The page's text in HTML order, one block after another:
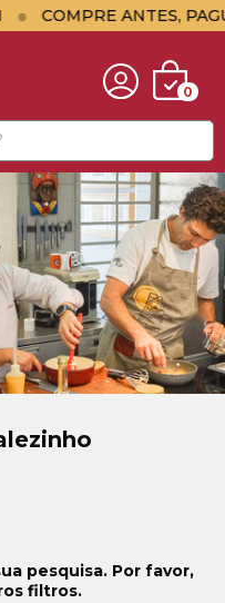
COMPRE ANTES,
0
pesquisa. Por favor,
filtros.